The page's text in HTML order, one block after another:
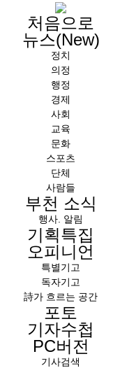
처음으로
뉴스(New)
정치
의정
행정
경제
사회
교육
문화
스포츠
단체
사람들
부천 소식
행사. 알림
기획특집
오피니언
특별기고
독자기고
詩가 흐르는 공간
포토
기자수첩
PC버전
기사검색